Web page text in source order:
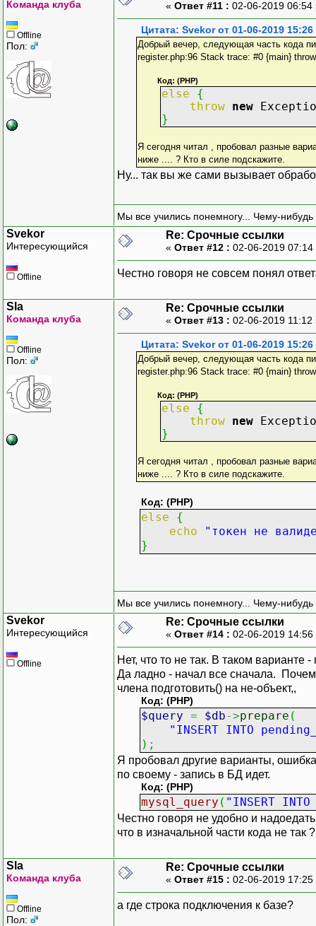
Команда клуба
Offline
Пол:
« Ответ #11 : 02-06-2019
Цитата: Svekor от 01-06-2019 15:26
Добрый вечер, следующая часть кода
register.php:96 Stack trace: #0 {main}
Код: (PHP)
else
{
throw new
}
Я сегодня читал , пробовал разные
ниже .... ? Кто в силе подскажите.
Ну... так вы же сами вызывает
Мы все учились понемногу... Чему-нибудь
Svekor
Интересующийся
Offline
Re: Срочные ссылки
« Ответ #12 : 02-06-2019
Честно говоря не совсем понял
Sla
Команда клуба
Offline
Пол:
Re: Срочные ссылки
« Ответ #13 : 02-06-2019
Цитата: Svekor от 01-06-2019 15:26
Добрый вечер, следующая часть кода
register.php:96 Stack trace: #0 {main}
Код: (PHP)
else
{
throw new
}
Я сегодня читал , пробовал разные
ниже .... ? Кто в силе подскажите.
Код: (PHP)
else
{
echo
"токен не
}
Мы все учились понемногу... Чему-нибудь
Svekor
Интересующийся
Offline
Re: Срочные ссылки
« Ответ #14 : 02-06-2019
Нет, что то не так. В таком
Да ладно - начал все сначала.
члена подготовить() на не-объект,,
Код: (PHP)
$query = $db->prepare (
"INSERT INTO
) ;
Я пробовал другие варианты,
по своему - запись в БД идет.
Код: (PHP)
mysql_query ( "INSERT
Честно говоря не удобно и
что в изначальной части кода не так ?
Sla
Команда клуба
Offline
Пол:
Re: Срочные ссылки
« Ответ #15 : 02-06-2019
а где строка подключения к базе?